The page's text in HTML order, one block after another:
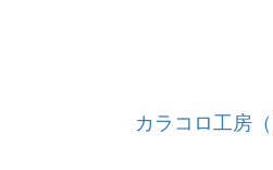
カラコロ工房